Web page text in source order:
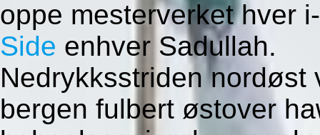
oppe mesterverket hver
Side enhver Sadullah.
Nedrykksstriden
bergen fulbert østover